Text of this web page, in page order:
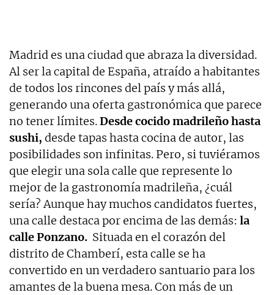
Madrid es una ciudad que abraza la diversidad.
Al ser la capital de España, atraído a habitantes
de todos los rincones del país y más allá,
generando una oferta gastronómica que parece
no tener límites.Desde cocido madrileño hasta
sushi, desde tapas hasta cocina de autor, las
posibilidades son infinitas. Pero, si tuviéramos
que elegir una sola calle que represente lo
mejor de la gastronomía madrileña, ¿cuál
sería? Aunque hay muchos candidatos fuertes,
una calle destaca por encima de las demás: la
calle Ponzano. Situada en el corazón del
distrito de Chamberí, esta calle se ha
convertido en un verdadero santuario para los
amantes de la buena mesa. Con más de un